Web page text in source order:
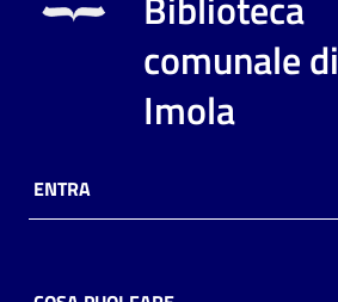
Scopri
online
comunale di
Imola
ENTRA